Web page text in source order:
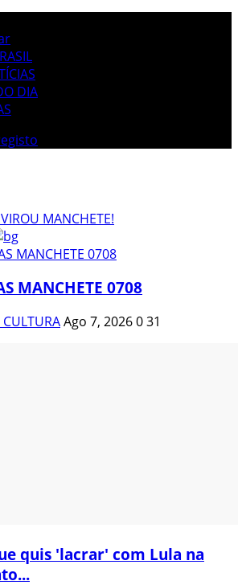
DIA
MANCHETE!
MANCHETE 0708
Ago 7, 2026031
quis 'lacrar' com Lula na